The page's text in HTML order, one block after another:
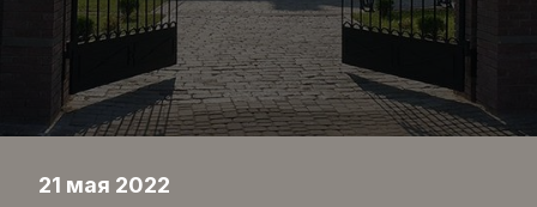
21 мая 2022